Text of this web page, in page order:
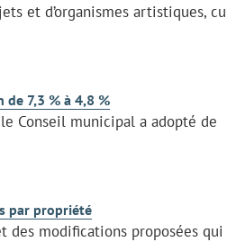
et d’organismes artistiques,
7,3 % à 4,8 %
Conseil municipal a adopté de
par propriété
des modifications proposées qui